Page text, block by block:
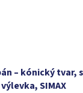
– kónický tvar,
výlevka, SIMAX